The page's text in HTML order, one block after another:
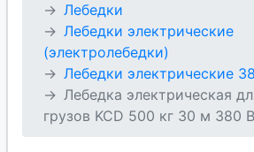
Лебедки
Лебедки электрические
(электролебедки)
Лебедки электрические
Лебедка электрическая
грузов KCD 500 кг 30 м 380 В